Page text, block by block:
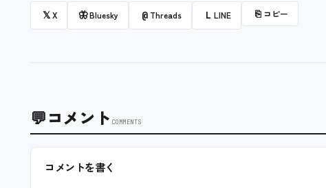
𝕏X 🦋Bluesky @ Threads L LINE ⎘ コピー
💬コメント COMMENTS
コメントを書く